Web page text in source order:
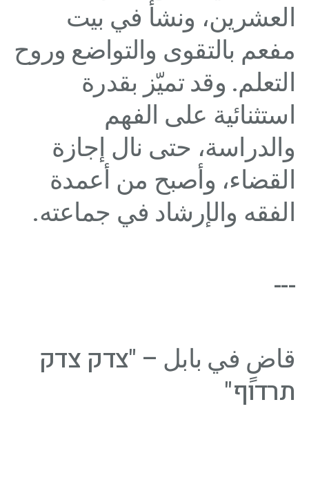
العشرين، ونشأ في بيت
مفعم بالتقوى والتواضع وروح
التعلم. وقد تميّز بقدرة
استثنائية على الفهم
والدراسة، حتى نال إجازة
القضاء، وأصبح من أعمدة
الفقه والإرشاد في جماعته.
---
قاضٍ في بابل – "צדק צדק
תרדוף"